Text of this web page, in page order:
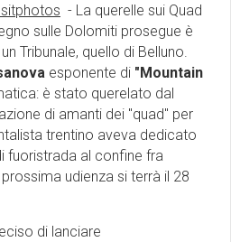
- La querelle sui Quad
sulle Dolomiti prosegue è
Tribunale, quello di Belluno.
esponente di "Mountain
è stato querelato dal
di amanti dei "quad" per
trentino aveva dedicato
fuoristrada al confine fra
udienza si terrà il 28
di lanciare